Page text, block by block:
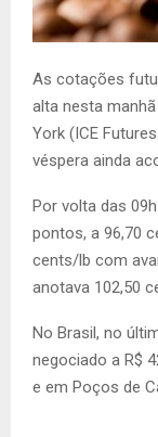
As cotações
alta nesta
York (ICE
véspera ainda
Por volta das
pontos, a 96,70
cents/lb com
anotava 102,50
No Brasil, no
negociado a R$
e em Poços de